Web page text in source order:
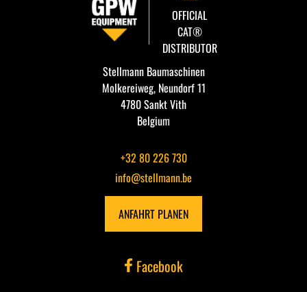
GRABENRÄUMLÖFFEL
HYDR. GRABENRÄUMLÖFFEL
PLATINEN FÜR HAMMER - GREIFER - USW.
HYDRAULIKHAMMER
OFFICIAL
CAT®
DISTRIBUTOR
Stellmann Baumaschinen
Molkereiweg, Neundorf 11
4780 Sankt Vith
Belgium
+32 80 226 730
info@stellmann.be
ANFAHRT PLANEN
Facebook